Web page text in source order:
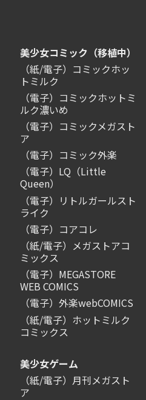
美少女コミック（移植中）
（紙/電子）コミックホッ
トミルク
（電子）コミックホットミ
ルク濃いめ
（電子）コミックメガスト
ア
（電子）コミック外楽
（電子）LQ（Little
Queen）
（電子）リトルガールスト
ライク
（電子）コアコレ
（紙/電子）メガストアコ
ミックス
（電子）MEGASTORE
WEB COMICS
（電子）外楽webCOMICS
（紙/電子）ホットミルク
コミックス
美少女ゲーム
（紙/電子）月刊メガスト
ア